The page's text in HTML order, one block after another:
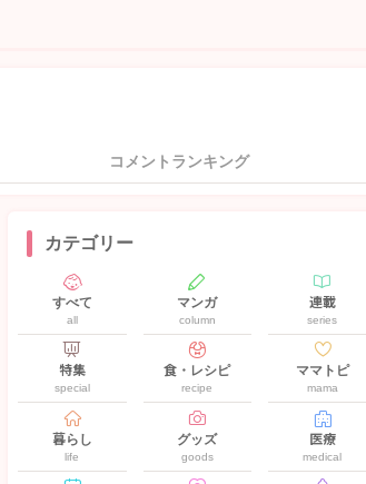
コメントランキング
カテゴリー
すべて
all
マンガ
column
連載
series
特集
special
食・レシピ
recipe
ママトピ
mama
暮らし
life
グッズ
goods
医療
medical